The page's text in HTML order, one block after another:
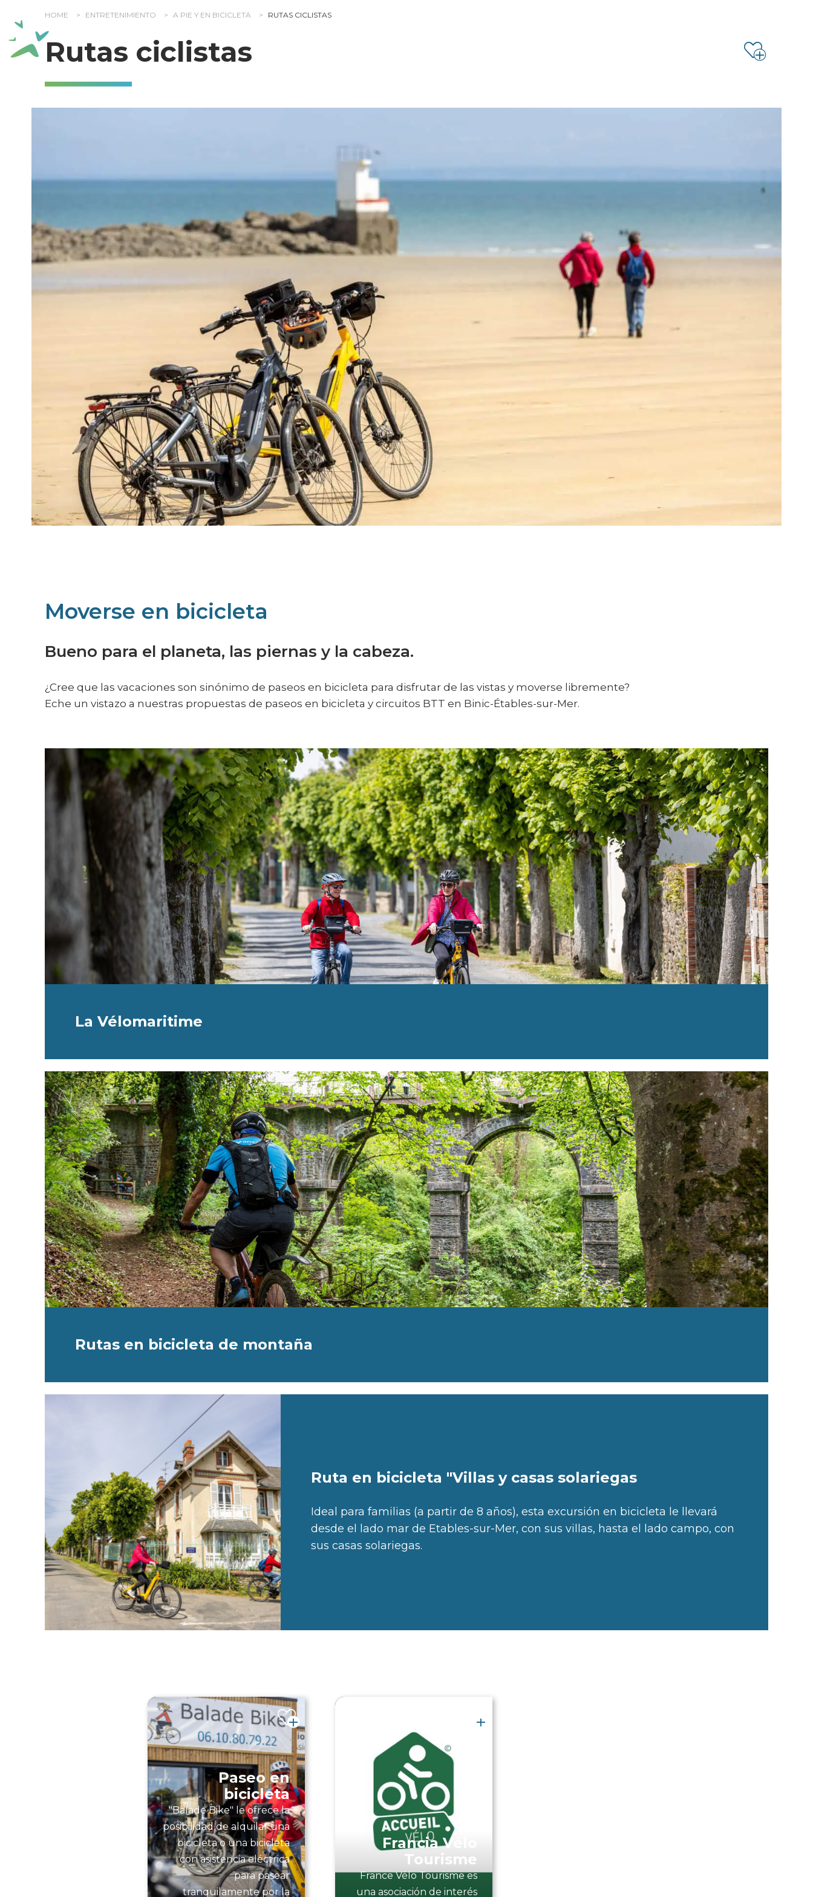
HOME ENTRETENIMIENTO A PIE Y EN BICICLETA RUTAS CICLISTAS
Rutas ciclistas
Moverse en bicicleta
Bueno para el planeta, las piernas y la cabeza.
¿Cree que las vacaciones son sinónimo de paseos en bicicleta para disfrutar de las vistas y moverse libremente?
Eche un vistazo a nuestras propuestas de paseos en bicicleta y circuitos BTT en Binic-Étables-sur-Mer.
La Vélomaritime
Rutas en bicicleta de montaña
Ruta en bicicleta "Villas y casas solariegas
Ideal para familias (a partir de 8 años), esta excursión en bicicleta le llevará
desde el lado mar de Etables-sur-Mer, con sus villas, hasta el lado campo, con
sus casas solariegas.
Paseo en
bicicleta
"Balade Bike" le ofrece la
posibilidad de alquilar una
bicicleta o una bicicleta
con asistencia eléctrica
para pasear
tranquilamente por la
Francia Vélo
Tourisme
France Vélo Tourisme es
una asociación de interés